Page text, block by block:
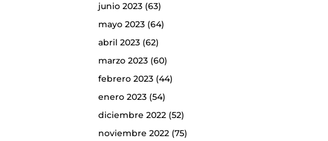
junio 2023(63)
mayo 2023(64)
abril 2023(62)
marzo 2023(60)
febrero 2023(44)
enero 2023(54)
diciembre 2022(52)
noviembre 2022(75)